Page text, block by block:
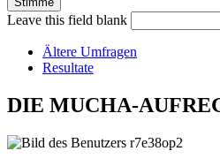
Leave this field blank
Ältere Umfragen
Resultate
DIE MUCHA-